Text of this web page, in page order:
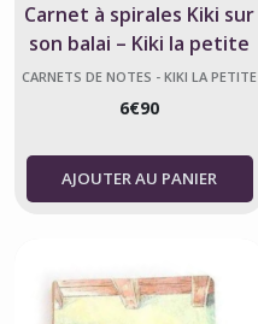
Carnet à spirales Kiki sur
son balai – Kiki la petite
sorcière
CARNETS DE NOTES - KIKI LA PETITE
6€90
AJOUTER AU PANIER
Kiki
la
sorcière
Crayons
-
sorcière